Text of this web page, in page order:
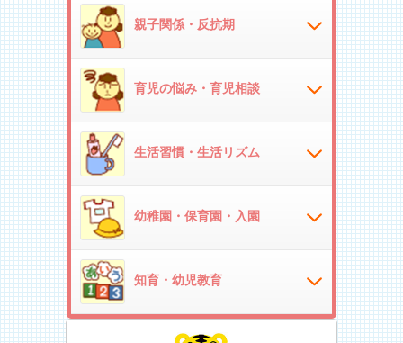
親子関係・反抗期
育児の悩み・育児相談
生活習慣・生活リズム
幼稚園・保育園・入園
知育・幼児教育